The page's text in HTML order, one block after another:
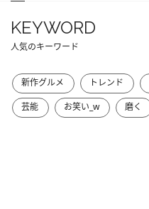
KEYWORD
人気のキーワード
新作グルメ トレンド
芸能
お笑い_w 磨く